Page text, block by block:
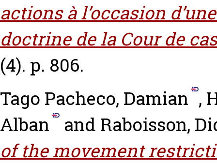
actions à l’occasion
doctrine de la Cour de
(4). p. 806.
Tago Pacheco, Damian ,
Alban
and Raboisson,
of the movement